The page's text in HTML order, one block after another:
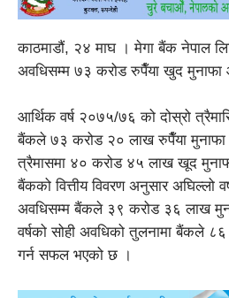
काठमाडौं, २४ माघ । मेगा बैंक नेपाल
अवधिसम्म ७३ करोड रुपैँया खुद
आर्थिक वर्ष २०७५/७६ को दोस्रो
बैंकले ७३ करोड २० लाख रुपैँया मुनाफा
त्रैमासमा ४० करोड ४५ लाख खूद
बैंकको वित्तीय विवरण अनुसार अघिल्लो
अवधिसम्म बैंकले ३९ करोड ३६ लाख
वर्षको सोही अवधिको तुलनामा बैंकले
गर्न सफल भएको छ ।